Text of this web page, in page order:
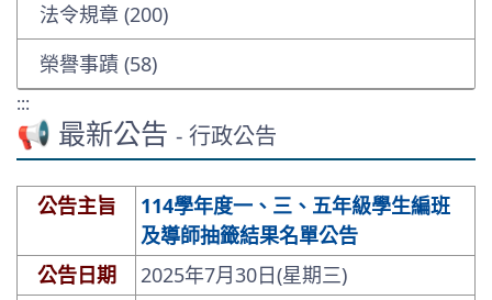
法令規章 (200)
榮譽事蹟 (58)
:::
📢 最新公告 - 行政公告
公告主旨
114學年度一、三、五年級學生編班
及導師抽籤結果名單公告
公告日期
2025年7月30日(星期三)